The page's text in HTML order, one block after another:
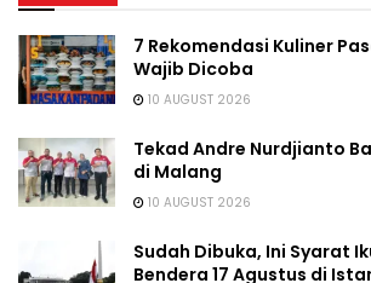
7 Rekomendasi Kuliner
Wajib Dicoba
10 AUGUST 2026
Tekad Andre Nurdjianto
di Malang
10 AUGUST 2026
Sudah Dibuka, Ini Syarat
Bendera 17 Agustus di